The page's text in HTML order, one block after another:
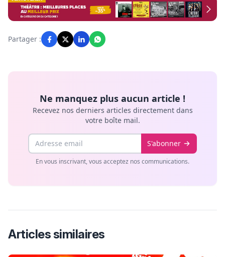
Partager :
Ne manquez plus aucun article !
Recevez nos derniers articles directement dans
votre boîte mail.
Email S'abonner
En vous inscrivant, vous acceptez nos communications.
Articles similaires